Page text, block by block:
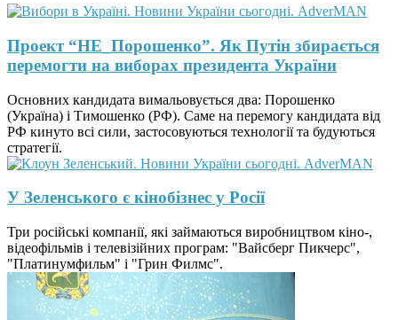
Проект “НЕ_Порошенко”. Як Путін збирається
перемогти на виборах президента України
Основних кандидата вимальовується два: Порошенко
(Україна) і Тимошенко (РФ). Саме на перемогу кандидата від
РФ кинуто всі сили, застосовуються технології та будуються
стратегії.
У Зеленського є кінобізнес у Росії
Три російські компанії, які займаються виробництвом кіно-,
відеофільмів і телевізійних програм: "Вайсберг Пикчерс",
"Платинумфильм" і "Грин Филмс".